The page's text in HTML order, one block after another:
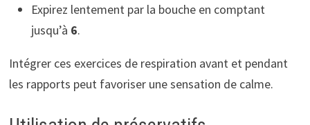
Expirez lentement par la bouche en comptant
jusqu’à 6.
Intégrer ces exercices de respiration avant et pendant
les rapports peut favoriser une sensation de calme.